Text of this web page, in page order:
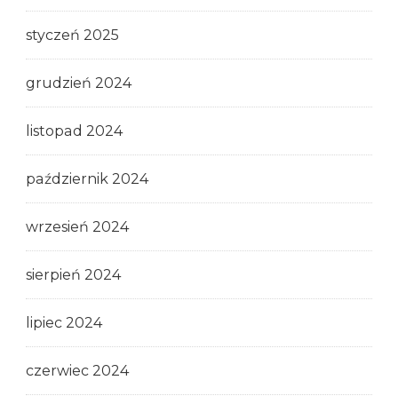
styczeń 2025
grudzień 2024
listopad 2024
październik 2024
wrzesień 2024
sierpień 2024
lipiec 2024
czerwiec 2024